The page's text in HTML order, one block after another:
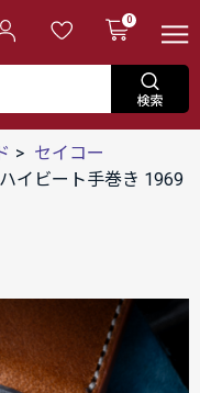
0
セイコー
イビート手巻き 1969